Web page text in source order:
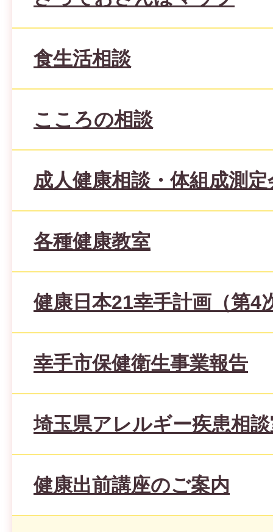
食生活相談
こころの相談
成人健康相談・体組成測定
各種健康教室
健康日本21幸手計画（第4
幸手市保健衛生事業報告
埼玉県アレルギー疾患相
健康出前講座のご案内